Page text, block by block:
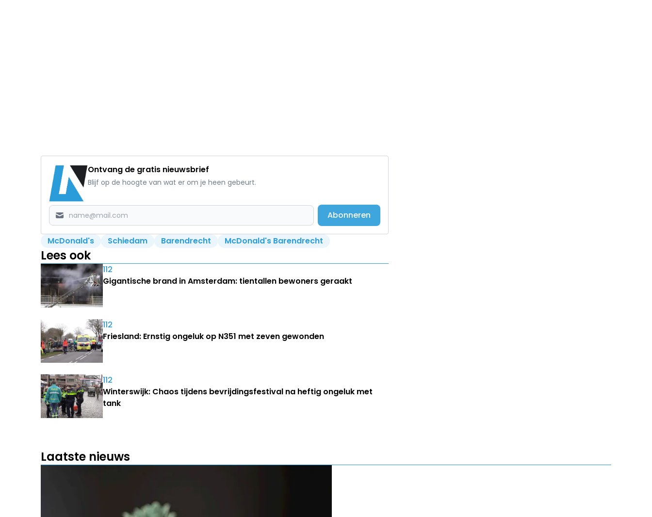
Ontvang de gratis nieuwsbrief
Blijf op de hoogte van wat er om je heen gebeurt.
Abonneren
McDonald's Schiedam Barendrecht McDonald's Barendrecht
Lees ook
112
Gigantische brand in Amsterdam: tientallen bewoners geraakt
112
Friesland: Ernstig ongeluk op N351 met zeven gewonden
112
Winterswijk: Chaos tijdens bevrijdingsfestival na heftig ongeluk met
tank
Laatste nieuws